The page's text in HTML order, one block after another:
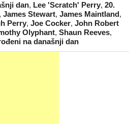
dan, Lee 'Scratch' Perry, 20.
, James Stewart, James Maintland,
Perry, Joe Cocker, John Robert
Olyphant, Shaun Reeves,
na današnji dan